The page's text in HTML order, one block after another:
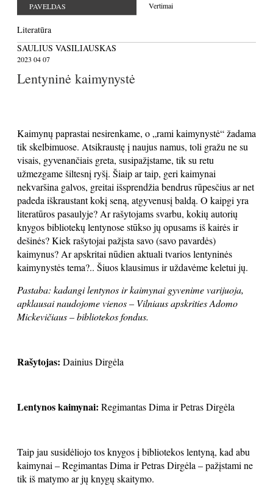
PAVELDAS
Vertimai
Literatūra
SAULIUS VASILIAUSKAS
2023 04 07
Lentyninė kaimynystė
Kaimynų paprastai nesirenkame, o „rami kaimynystė“ žadama
tik skelbimuose. Atsikraustę į naujus namus, toli gražu ne su
visais, gyvenančiais greta, susipažįstame, tik su retu
užmezgame šiltesnį ryšį. Šiaip ar taip, geri kaimynai
nekvaršina galvos, greitai išsprendžia bendrus rūpesčius ar net
padeda iškraustant kokį seną, atgyvenusį baldą. O kaipgi yra
literatūros pasaulyje? Ar rašytojams svarbu, kokių autorių
knygos bibliotekų lentynose stūkso jų opusams iš kairės ir
dešinės? Kiek rašytojai pažįsta savo (savo pavardės)
kaimynus? Ar apskritai nūdien aktuali tvarios lentyninės
kaimynystės tema?.. Šiuos klausimus ir uždavėme keletui jų.
Pastaba: kadangi lentynos ir kaimynai gyvenime varijuoja,
apklausai naudojome vienos – Vilniaus apskrities Adomo
Mickevičiaus – bibliotekos fondus.
Rašytojas: Dainius Dirgėla
Lentynos kaimynai: Regimantas Dima ir Petras Dirgėla
Taip jau susidėliojo tos knygos į bibliotekos lentyną, kad abu
kaimynai – Regimantas Dima ir Petras Dirgėla – pažįstami ne
tik iš matymo ar jų knygų skaitymo.